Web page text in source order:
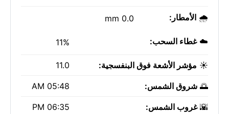
🌧️ الأمطار: 0.0 mm
☁️غطاء السحب: 11%
☀️ مؤشر الأشعة فوق البنفسجية: 11.0
🌅 شروق الشمس: 05:48 AM
🌇غروب الشمس: 06:35 PM